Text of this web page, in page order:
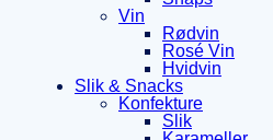
Vin
Rødvin
Rosé Vin
Hvidvin
Slik & Snacks
Konfekture
Slik